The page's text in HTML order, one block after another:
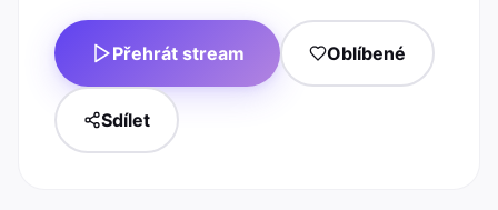
Přehrát stream Oblíbené
Sdílet